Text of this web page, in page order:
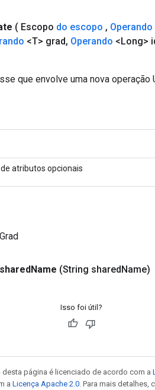
( Escopo do escopo , Operando
<T> grad, Operando <Long>
que envolve uma nova operação
atributos opcionais
sharedName (String sharedName)
Isso foi útil?
página é licenciado de acordo com a
a Licença Apache 2.0 . Para mais detalhes,